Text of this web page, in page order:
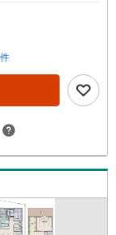
社です。 不動産
件の選定や住宅ロ
報をお伝え、ご提
。 同じ立
の不動産をお手伝
頂けるようご案内